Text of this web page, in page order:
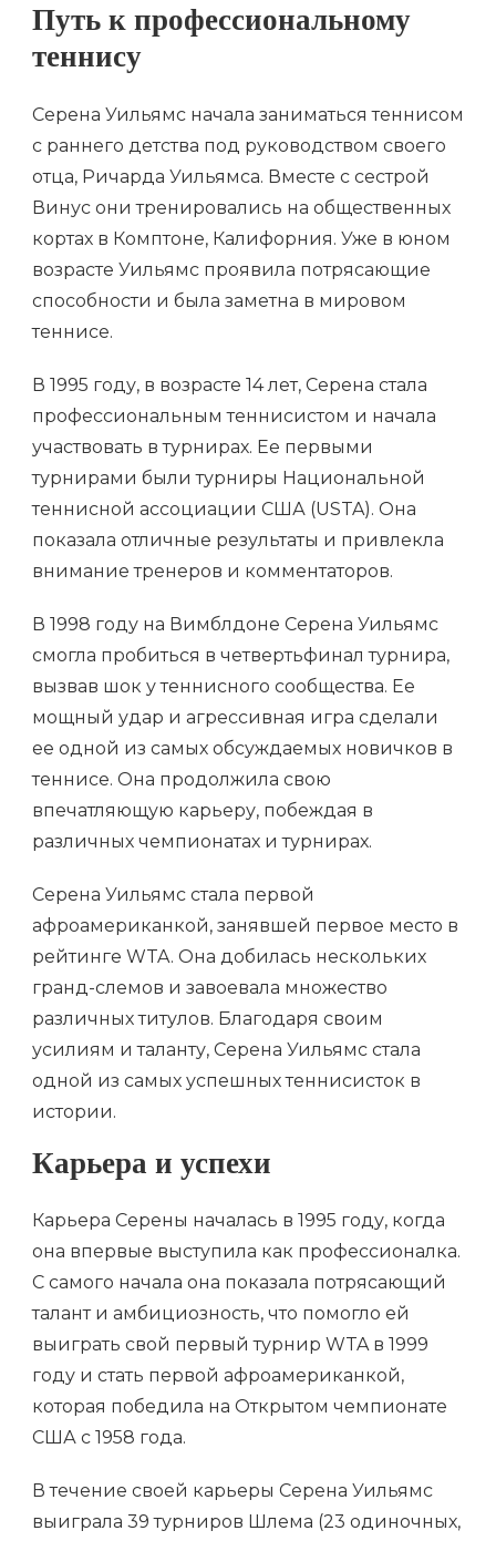
Путь к профессиональному
теннису
Серена Уильямс начала заниматься теннисом
с раннего детства под руководством своего
отца, Ричарда Уильямса. Вместе с сестрой
Винус они тренировались на общественных
кортах в Комптоне, Калифорния. Уже в юном
возрасте Уильямс проявила потрясающие
способности и была заметна в мировом
теннисе.
В 1995 году, в возрасте 14 лет, Серена стала
профессиональным теннисистом и начала
участвовать в турнирах. Ее первыми
турнирами были турниры Национальной
теннисной ассоциации США (USTA). Она
показала отличные результаты и привлекла
внимание тренеров и комментаторов.
В 1998 году на Вимблдоне Серена Уильямс
смогла пробиться в четвертьфинал турнира,
вызвав шок у теннисного сообщества. Ее
мощный удар и агрессивная игра сделали
ее одной из самых обсуждаемых новичков в
теннисе. Она продолжила свою
впечатляющую карьеру, побеждая в
различных чемпионатах и турнирах.
Серена Уильямс стала первой
афроамериканкой, занявшей первое место в
рейтинге WTA. Она добилась нескольких
гранд-слемов и завоевала множество
различных титулов. Благодаря своим
усилиям и таланту, Серена Уильямс стала
одной из самых успешных теннисисток в
истории.
Карьера и успехи
Карьера Серены началась в 1995 году, когда
она впервые выступила как профессионалка.
С самого начала она показала потрясающий
талант и амбициозность, что помогло ей
выиграть свой первый турнир WTA в 1999
году и стать первой афроамериканкой,
которая победила на Открытом чемпионате
США с 1958 года.
В течение своей карьеры Серена Уильямс
выиграла 39 турниров Шлема (23 одиночных,